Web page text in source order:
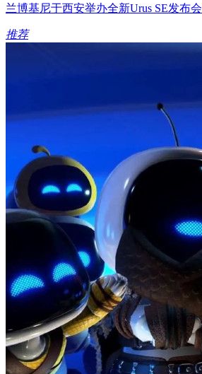
兰博基尼于西安举办全新Urus SE发布会
推荐